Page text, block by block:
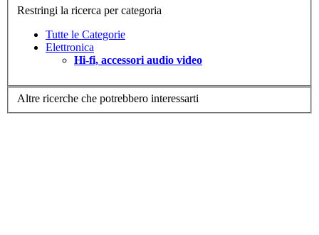
Restringi la ricerca per categoria
Tutte le Categorie
Elettronica
Hi-fi, accessori audio video
Altre ricerche che potrebbero interessarti